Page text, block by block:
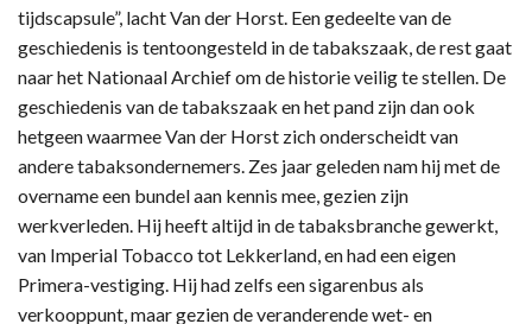
tijdscapsule”, lacht Van der Horst. Een gedeelte van de
geschiedenis is tentoongesteld in de tabakszaak, de rest gaat
naar het Nationaal Archief om de historie veilig te stellen. De
geschiedenis van de tabakszaak en het pand zijn dan ook
hetgeen waarmee Van der Horst zich onderscheidt van
andere tabaksondernemers. Zes jaar geleden nam hij met de
overname een bundel aan kennis mee, gezien zijn
werkverleden. Hij heeft altijd in de tabaksbranche gewerkt,
van Imperial Tobacco tot Lekkerland, en had een eigen
Primera-vestiging. Hij had zelfs een sigarenbus als
verkooppunt, maar gezien de veranderende wet- en